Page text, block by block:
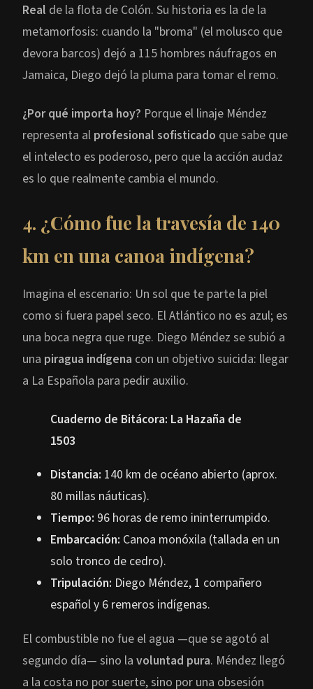
Real de la flota de Colón. Su historia es la de la
metamorfosis: cuando la "broma" (el molusco que
devora barcos) dejó a 115 hombres náufragos en
Jamaica, Diego dejó la pluma para tomar el remo.
¿Por qué importa hoy? Porque el linaje Méndez
representa al profesional sofisticado que sabe que
el intelecto es poderoso, pero que la acción audaz
es lo que realmente cambia el mundo.
4. ¿Cómo fue la travesía de 140
km en una canoa indígena?
Imagina el escenario: Un sol que te parte la piel
como si fuera papel seco. El Atlántico no es azul; es
una boca negra que ruge. Diego Méndez se subió a
una piragua indígena con un objetivo suicida: llegar
a La Española para pedir auxilio.
Cuaderno de Bitácora: La Hazaña de
1503
Distancia: 140 km de océano abierto (aprox.
80 millas náuticas).
Tiempo: 96 horas de remo ininterrumpido.
Embarcación: Canoa monóxila (tallada en un
solo tronco de cedro).
Tripulación: Diego Méndez, 1 compañero
español y 6 remeros indígenas.
El combustible no fue el agua —que se agotó al
segundo día— sino la voluntad pura. Méndez llegó
a la costa no por suerte, sino por una obsesión